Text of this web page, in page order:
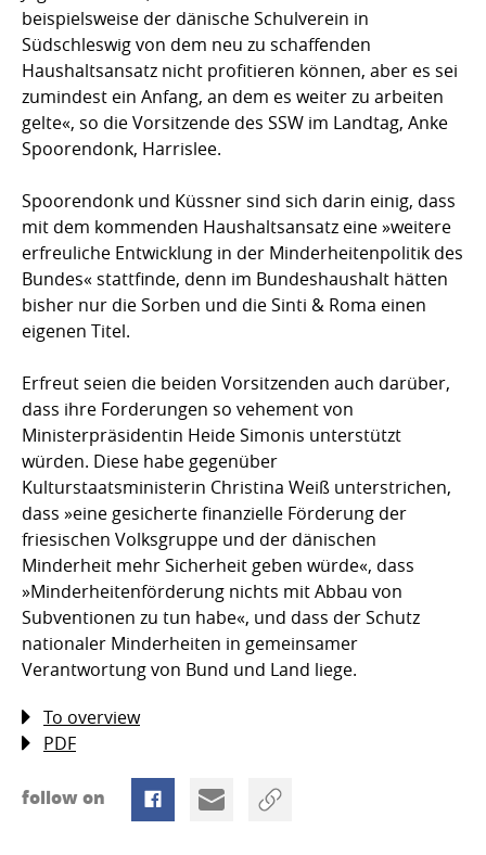
beispielsweise der dänische Schulverein in
Südschleswig von dem neu zu schaffenden
Haushaltsansatz nicht profitieren können, aber es sei
zumindest ein Anfang, an dem es weiter zu arbeiten
gelte«, so die Vorsitzende des SSW im Landtag, Anke
Spoorendonk, Harrislee.
Spoorendonk und Küssner sind sich darin einig, dass
mit dem kommenden Haushaltsansatz eine »weitere
erfreuliche Entwicklung in der Minderheitenpolitik des
Bundes« stattfinde, denn im Bundeshaushalt hätten
bisher nur die Sorben und die Sinti & Roma einen
eigenen Titel.
Erfreut seien die beiden Vorsitzenden auch darüber,
dass ihre Forderungen so vehement von
Ministerpräsidentin Heide Simonis unterstützt
würden. Diese habe gegenüber
Kulturstaatsministerin Christina Weiß unterstrichen,
dass »eine gesicherte finanzielle Förderung der
friesischen Volksgruppe und der dänischen
Minderheit mehr Sicherheit geben würde«, dass
»Minderheitenförderung nichts mit Abbau von
Subventionen zu tun habe«, und dass der Schutz
nationaler Minderheiten in gemeinsamer
Verantwortung von Bund und Land liege.
To overview
PDF
follow on